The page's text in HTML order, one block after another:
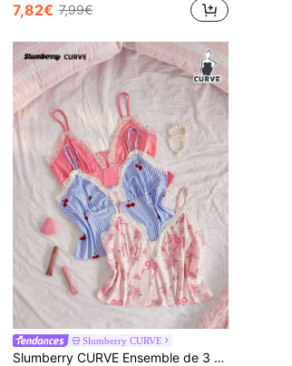
7,82€ 7,99€
Slumberry CURVE
Slumberry CURVE Ensemble de 3 hauts de pyjama pour femmes grande taille, style Y2K, doux et mignon, couleur unie, imprimé cerise avec nœud, fleur et rayures